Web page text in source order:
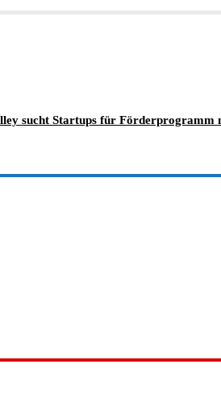
sucht Startups für Förderprogramm